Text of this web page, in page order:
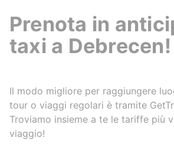
Prenota in
taxi a Debrecen!
Il modo migliore per raggiungere
tour o viaggi regolari è tramite
Troviamo insieme a te le tariffe più
viaggio!